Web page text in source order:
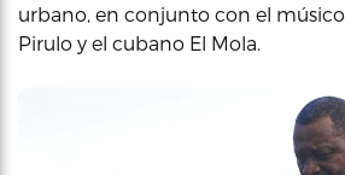
urbano, en conjunto con el
Pirulo y el cubano El Mola.